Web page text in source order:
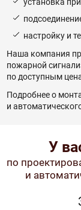
настройку и
Наша компания
пожарной
по доступным
Подробнее о
и
У
по
и